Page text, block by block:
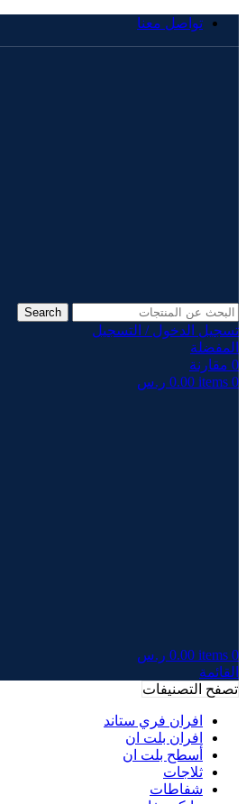
تواصل معنا
Search
تسجيل الدخول / التسجيل
المفضلة
0 مقارنة
0
items
0.00 ر.س
0
items
0.00 ر.س
القائمة
تصفح التصنيفات
افران فري ستاند
افران بلت ان
أسطح بلت ان
ثلاجات
شفاطات